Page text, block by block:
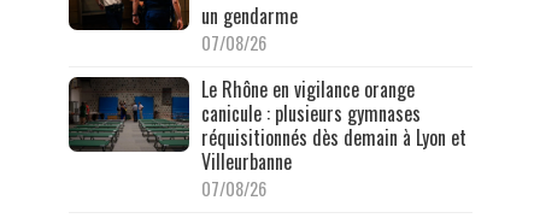
un gendarme
07/08/26
Le Rhône en vigilance orange
canicule : plusieurs gymnases
réquisitionnés dès demain à Lyon et
Villeurbanne
07/08/26